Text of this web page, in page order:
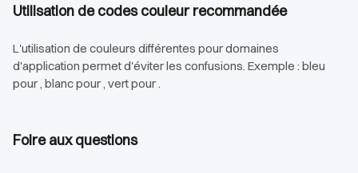
Utilisation de codes couleur recommandée
L'utilisation de couleurs différentes pour domaines
d'application permet d'éviter les confusions. Exemple : bleu
pour , blanc pour , vert pour .
Foire aux questions